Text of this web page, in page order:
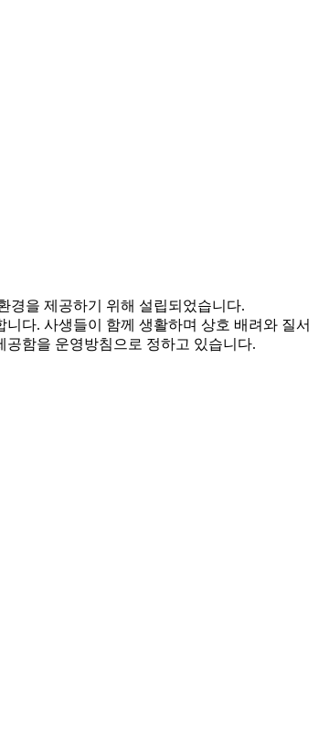
경을 제공하기 위해 설립되었습니다.
다. 사생들이 함께 생활하며 상호 배려와 질서
함을 운영방침으로 정하고 있습니다.